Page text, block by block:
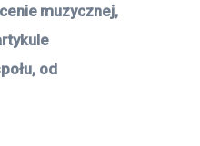
muzycznej,
od